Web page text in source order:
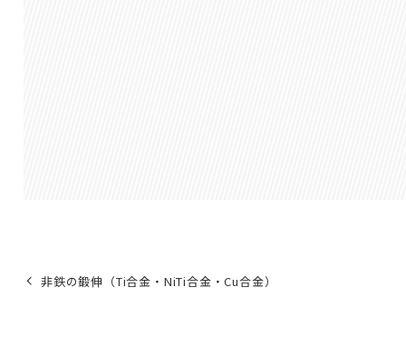
非鉄の鍛伸（Ti合金・NiTi合金・Cu合金）